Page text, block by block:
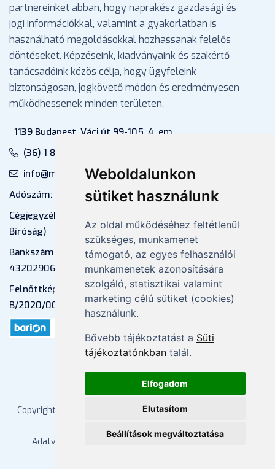
Weboldalunkon
sütiket használunk
Az oldal működéséhez feltétlenül
szükséges, munkamenet
támogató, az egyes felhasználói
munkamenetek azonosítására
szolgáló, statisztikai valamint
marketing célú sütiket (cookies)
használunk.
Bővebb tájékoztatást a Süti
tájékoztatónkbantalál.
Elfogadom
Elutasítom
Beállítások megváltoztatása
partnereinket abban, hogy naprakész gazdasági és
jogi információkkal, valamint a gyakorlatban is
használható megoldásokkal hozhassanak felelős
döntéseket. Képzéseink, kiadványaink és szakértő
tanácsadóink közös célja, hogy ügyfeleink
biztonságosan, jogkövető módon és eredményesen
működhessenek minden területen.
1139 Budapest, Váci út 99-105. 4. em.
(36) 1 880 76 00
info@mprx.hu
Adószám: 13598145-2-41
Cégjegyzékszám: 01-09-883770 (Fővárosi
Bíróság)
Bankszámlaszám: CIB Bank, 10700581-
43202906-51100005
Felnőttképzési nyilvántartási szám:
B/2020/000053
Copyright 2026 Mprx. Minden jog fenntartva
Adatvédelem
ÁSZF Impresszum